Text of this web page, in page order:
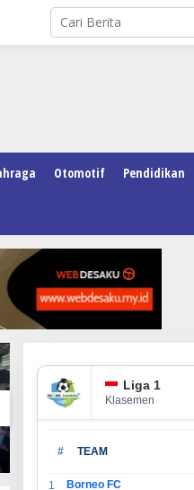
Otomotif Pendidikan
Lebih dari 500 Calon Awardee
Liga 1
Klasemen
# TEAM
1 Borneo FC